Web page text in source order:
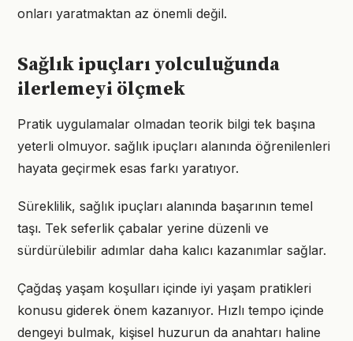
onları yaratmaktan az önemli değil.
Sağlık ipuçları yolculuğunda
ilerlemeyi ölçmek
Pratik uygulamalar olmadan teorik bilgi tek başına
yeterli olmuyor. sağlık ipuçları alanında öğrenilenleri
hayata geçirmek esas farkı yaratıyor.
Süreklilik, sağlık ipuçları alanında başarının temel
taşı. Tek seferlik çabalar yerine düzenli ve
sürdürülebilir adımlar daha kalıcı kazanımlar sağlar.
Çağdaş yaşam koşulları içinde iyi yaşam pratikleri
konusu giderek önem kazanıyor. Hızlı tempo içinde
dengeyi bulmak, kişisel huzurun da anahtarı haline